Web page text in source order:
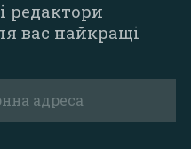
редактори
вас найкращі